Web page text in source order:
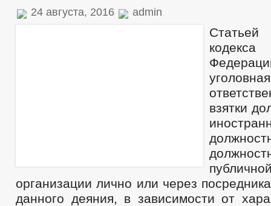
24 августа, 2016 admin
Статьей
уголовная
взятки
организации лично или через
данного деяния, в зависимости от